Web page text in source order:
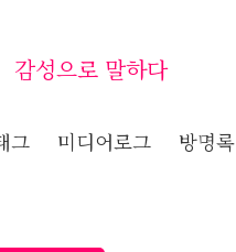
감성으로 말하다
그 미디어로그 방명록